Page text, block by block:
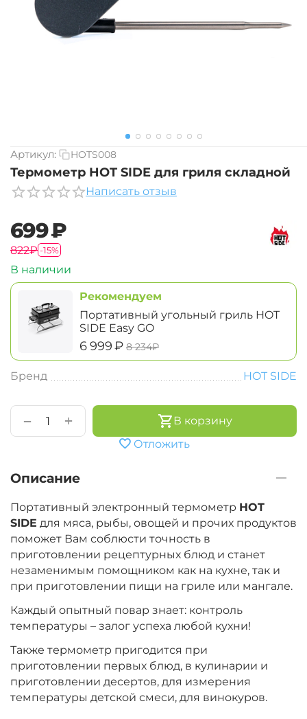
Артикул: HOTS008
Термометр HOT SIDE для гриля складной
Написать отзыв
‍699‍₽
‍822‍₽-15%
В наличии
Рекомендуем
Портативный угольный гриль HOT
SIDE Easy GO
‍6 999‍₽ ‍8 234‍₽
Бренд HOT SIDE
+
−
В корзину
Отложить
Описание
Портативный электронный термометр HOT
SIDE для мяса, рыбы, овощей и прочих продуктов
поможет Вам соблюсти точность в
приготовлении рецептурных блюд и станет
незаменимым помощником как на кухне, так и
при приготовлении пищи на гриле или мангале.
Каждый опытный повар знает: контроль
температуры – залог успеха любой кухни!
Также термометр пригодится при
приготовлении первых блюд, в кулинарии и
приготовлении десертов, для измерения
температуры детской смеси, для винокуров.